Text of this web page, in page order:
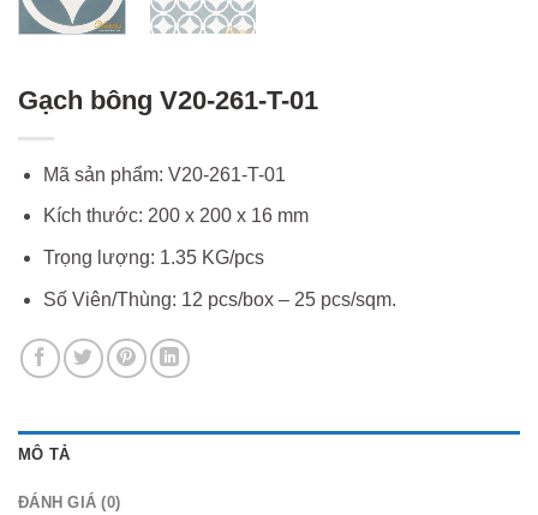
Gạch bông V20-261-T-01
Mã sản phẩm: V20-261-T-01
Kích thước: 200 x 200 x 16 mm
Trọng lượng: 1.35 KG/pcs
Số Viên/Thùng: 12 pcs/box – 25 pcs/sqm.
MÔ TẢ
ĐÁNH GIÁ (0)